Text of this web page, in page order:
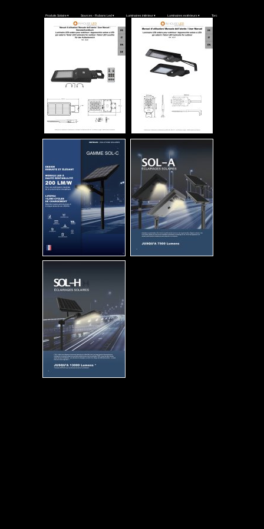
Produits Solaire ▾ Sources - Rubans Led ▾ Luminaires intérieur ▾ Luminaires extérieurs ▾ Torche - frontale